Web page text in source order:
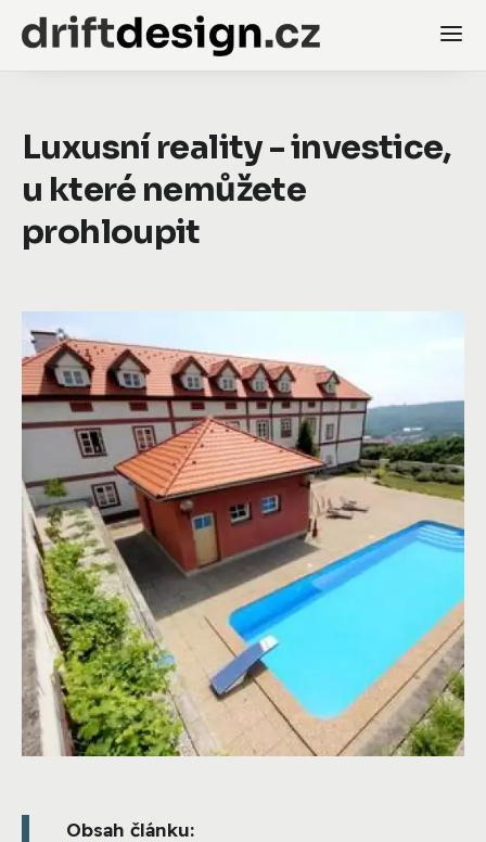
Luxusní reality - investice,
u které nemůžete
prohloupit
Obsah článku: